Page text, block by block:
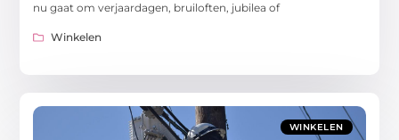
nu gaat om verjaardagen, bruiloften, jubilea of
Winkelen
WINKELEN